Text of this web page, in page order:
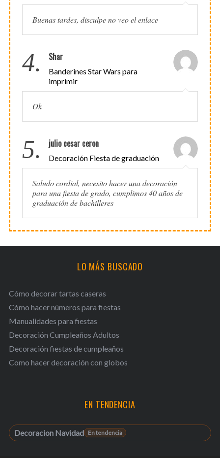
Buenas tardes, disculpe no veo el enlace
4. Shar
Banderines Star Wars para
imprimir
Ok
5. julio cesar ceron
Decoración Fiesta de graduación
Saludo cordial, necesito hacer una decoración
para una fiesta de grado, cumplimos 40 años de
graduación de bachilleres
LO MÁS BUSCADO
Cómo decorar tartas caseras
Cómo hacer números para fiestas
Manualidades para fiestas
Decoración Cumpleaños Adultos
Decoración fiestas de cumpleaños
Como hacer decoración con globos
EN TENDENCIA
Decoracion Navidad